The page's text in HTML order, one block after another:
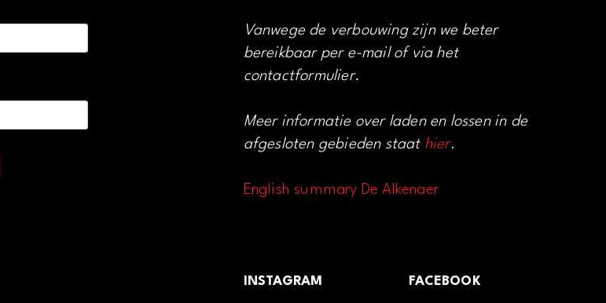
Vanwege de verbouwing zijn we beter
bereikbaar per e-mail of via het
contactformulier.
Meer informatie over laden en lossen in de
afgesloten gebieden staat hier.
English summary De Alkenaer
INSTAGRAM FACEBOOK